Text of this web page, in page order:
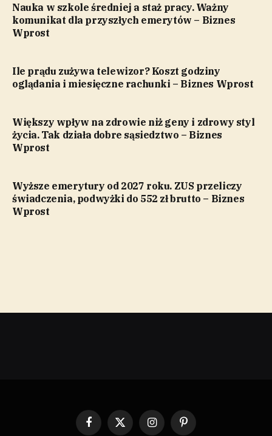
Nauka w szkole średniej a staż pracy. Ważny
komunikat dla przyszłych emerytów – Biznes
Wprost
Ile prądu zużywa telewizor? Koszt godziny
oglądania i miesięczne rachunki – Biznes Wprost
Większy wpływ na zdrowie niż geny i zdrowy styl
życia. Tak działa dobre sąsiedztwo – Biznes
Wprost
Wyższe emerytury od 2027 roku. ZUS przeliczy
świadczenia, podwyżki do 552 zł brutto – Biznes
Wprost
Facebook
X
InstagramPinterest